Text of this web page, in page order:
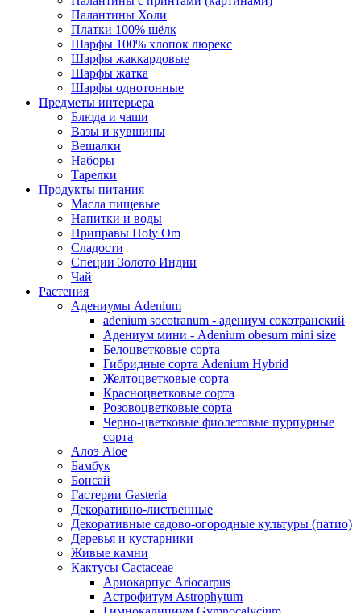
Палантины Холи
Платки 100% шёлк
Шарфы 100% хлопок люрекс
Шарфы жаккардовые
Шарфы жатка
Шарфы однотонные
Предметы интерьера
Блюда и чаши
Вазы и кувшины
Вешалки
Наборы
Тарелки
Продукты питания
Масла пищевые
Напитки и воды
Приправы Holy Om
Сладости
Специи Золото Индии
Чай
Растения
Адениумы Adenium
adenium socotranum - адениум сокотранский
Адениум мини - Adenium obesum mini size
Белоцветковые сорта
Гибридные сорта Adenium Hybrid
Желтоцветковые сорта
Красноцветковые сорта
Розовоцветковые сорта
Черно-цветковые фиолетовые пурпурные
сорта
Алоэ Aloe
Бамбук
Бонсай
Гастерии Gasteria
Декоративно-лиственные
Декоративные садово-огородные культуры (патио)
Деревья и кустарники
Живые камни
Кактусы Cactaceae
Ариокарпус Ariocarpus
Астрофитум Astrophytum